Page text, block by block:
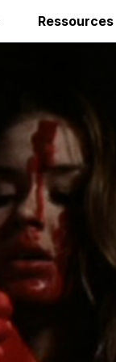
Ressources